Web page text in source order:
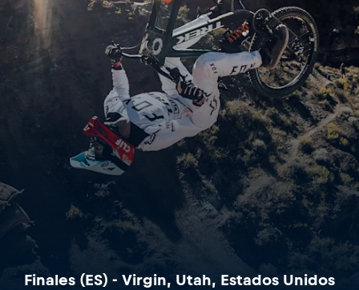
Finales (ES) - Virgin, Utah, Estados Unidos